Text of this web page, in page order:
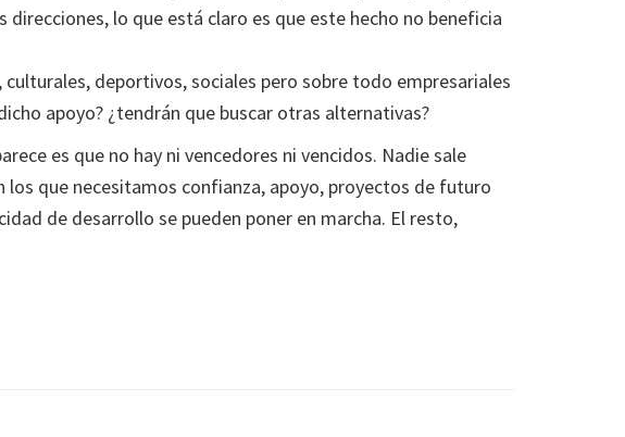
lo que está claro es que este hecho no beneficia
deportivos, sociales pero sobre todo empresariales
apoyo? ¿tendrán que buscar otras alternativas?
es que no hay ni vencedores ni vencidos. Nadie sale
que necesitamos confianza, apoyo, proyectos de futuro
de desarrollo se pueden poner en marcha. El resto,